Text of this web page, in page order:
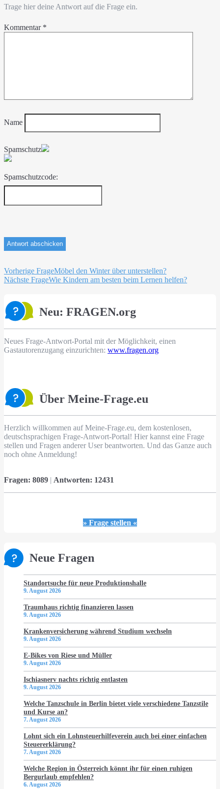
Trage hier deine Antwort auf die Frage ein.
Kommentar *
Name
Spamschutz
Spamschutzcode:
Beitragsnavigation
Vorherige FrageMöbel den Winter über unterstellen?
Nächste FrageWie Kindern am besten beim Lernen helfen?
Neu: FRAGEN.org
Neues Frage-Antwort-Portal mit der Möglichkeit, einen
Gastautorenzugang einzurichten: www.fragen.org
Über Meine-Frage.eu
Herzlich willkommen auf Meine-Frage.eu, dem kostenlosen,
deutschsprachigen Frage-Antwort-Portal! Hier kannst eine Frage
stellen und Fragen anderer User beantworten. Und das Ganze auch
noch ohne Anmeldung!
Fragen: 8089 | Antworten: 12431
» Frage stellen «
Neue Fragen
Standortsuche für neue Produktionshalle
9. August 2026
Traumhaus richtig finanzieren lassen
9. August 2026
Krankenversicherung während Studium wechseln
9. August 2026
E-Bikes von Riese und Müller
9. August 2026
Ischiasnerv nachts richtig entlasten
9. August 2026
Welche Tanzschule in Berlin bietet viele verschiedene Tanzstile
und Kurse an?
7. August 2026
Lohnt sich ein Lohnsteuerhilfeverein auch bei einer einfachen
Steuererklärung?
7. August 2026
Welche Region in Österreich könnt ihr für einen ruhigen
Bergurlaub empfehlen?
6. August 2026